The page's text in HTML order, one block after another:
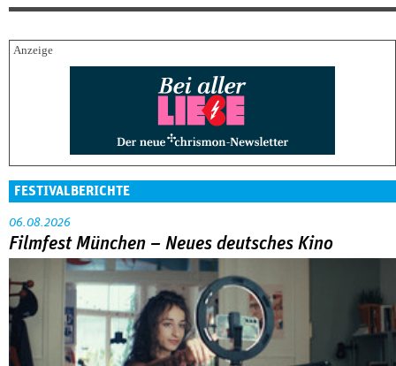
FESTIVALBERICHTE
06.08.2026
Filmfest München – Neues deutsches Kino